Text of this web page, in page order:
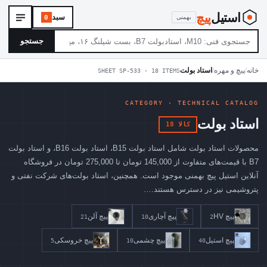
استیل‌پیچ بهمنی
جستجو
سبد 0
خانه/پیچ و مهره/ استاد بولتSHEET SP-533 · 18 ITEMS
CATEGORY · TECHNICAL CATALOG
استاد بولت 18 کالا
محصولات استاد بولت شامل استاد بولت B15، استاد بولت B16، و استاد بولت
B7 با قیمت‌های متفاوت از 145,000 تومان تا 275,000 تومان در فروشگاه
آنلاین استیل پیچ بهمنی موجود است. همچنین، استاد بولت‌های شرکت نفتی و
پتروشیمی نیز در دسترس هستند.…
پیچ HV 2 پیچ آچاری10 پیچ آلن 21
پیچ استیل40 پیچ چشمی10 پیچ خروسکی5